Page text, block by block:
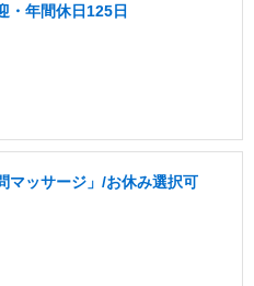
・年間休日125日
マッサージ」/お休み選択可